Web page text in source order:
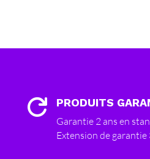
 PRODUITS
Garantie 2 ans en
Extension de garantie